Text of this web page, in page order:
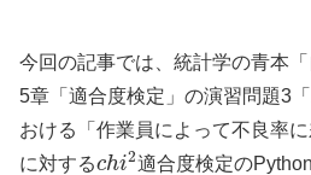
今回の記事では、統計学の青本
5章「適合度検定」の演習問題3
おける「作業員によって不良率
に対する
h i2
適合度検定の